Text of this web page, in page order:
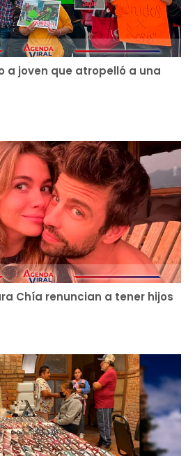
a joven que atropelló a una
Chía renuncian a tener hijos